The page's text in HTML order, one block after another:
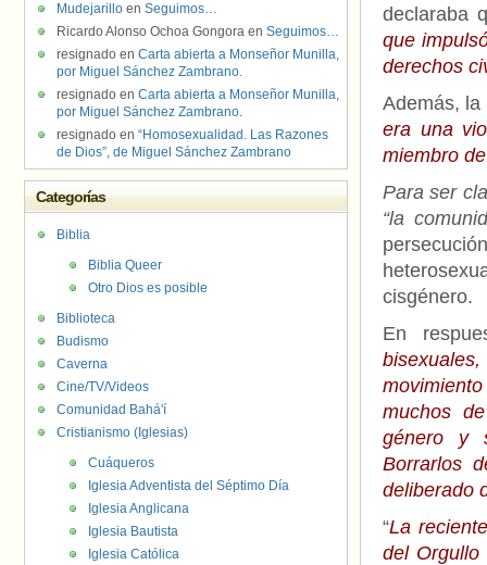
declaraba
que
derechos
Además,
era una
miembro
Para ser
“la
cisgénero.
En
muchos
género y
Borrarlos
deliberado
“La
del Orgullo
Mudejarillo en Seguimos…
Ricardo Alonso Ochoa Gongora en Seguimos…
resignado en Carta abierta a Monseñor Munilla,
por Miguel Sánchez Zambrano.
resignado en Carta abierta a Monseñor Munilla,
por Miguel Sánchez Zambrano.
resignado en “Homosexualidad. Las Razones
de Dios”, de Miguel Sánchez Zambrano
Categorías
Biblia
Biblia Queer
Otro Dios es posible
Biblioteca
Budismo
Caverna
Cine/TV/Videos
Comunidad Bahá'í
Cristianismo (Iglesias)
Cuáqueros
Iglesia Adventista del Séptimo Día
Iglesia Anglicana
Iglesia Bautista
Iglesia Católica